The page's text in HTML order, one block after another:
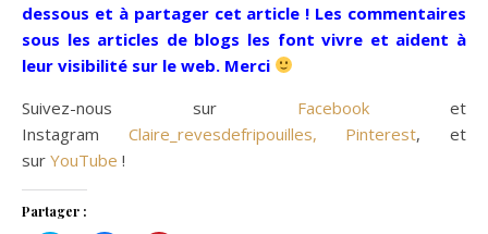
dessous et à partager cet article ! Les commentaires
sous les articles de blogs les font vivre et aident à
leur visibilité sur le web. Merci
Suivez-nous sur Facebook et
Instagram Claire_revesdefripouilles, Pinterest, et
sur YouTube !
Partager :